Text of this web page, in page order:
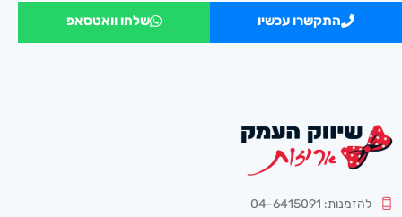
התקשרו עכשיו שלחו וואטסאפ
להזמנות: 04-6415091